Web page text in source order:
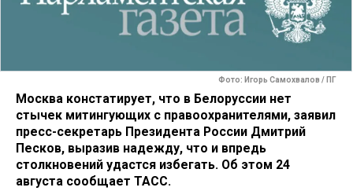
Фото: Игорь Самохвалов / ПГ
Москва констатирует, что в Белоруссии нет
стычек митингующих с правоохранителями, заявил
пресс-секретарь Президента России Дмитрий
Песков, выразив надежду, что и впредь
столкновений удастся избегать. Об этом 24
августа сообщает ТАСС.